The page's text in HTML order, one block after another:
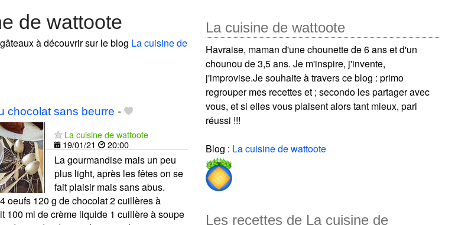
de wattoote
à découvrir sur le blog La cuisine de
chocolat sans beurre -
La cuisine de wattoote
19/01/21
20:00
La gourmandise mais un peu
plus light, après les fêtes on se
fait plaisir mais sans abus.
oeufs 120 g de chocolat 2 cuillères à
100 ml de crème liquide 1 cuillère à soupe
La cuisine de wattoote
Havraise, maman d'une chounette de 6 ans et d'un
chounou de 3,5 ans. Je m'inspire, j'invente,
j'improvise.Je souhaite à travers ce blog : primo
regrouper mes recettes et ; secondo les partager avec
vous, et si elles vous plaisent alors tant mieux, pari
réussi !!!
Blog : La cuisine de wattoote
Les recettes de La cuisine de